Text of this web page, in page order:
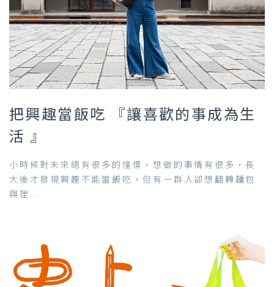
把興趣當飯吃 『讓喜歡的事成為生
活 』
小時候對未來總有很多的憧憬，想做的事情有很多，長
大後才發現興趣不能當飯吃，但有一群人卻想翻轉麵包
與理...